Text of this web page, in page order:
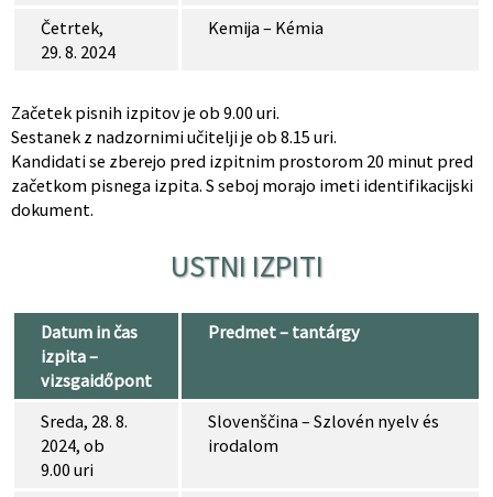
Četrtek,
29. 8. 2024
Kemija – Kémia
Začetek pisnih izpitov je ob 9.00 uri.
Sestanek z nadzornimi učitelji je ob 8.15 uri.
Kandidati se zberejo pred izpitnim prostorom 20 minut pred
začetkom pisnega izpita. S seboj morajo imeti identifikacijski
dokument.
USTNI IZPITI
Datum in čas
izpita –
vizsgaidőpont
Predmet – tantárgy
Sreda, 28. 8.
2024, ob
9.00 uri
Slovenščina – Szlovén nyelv és
irodalom